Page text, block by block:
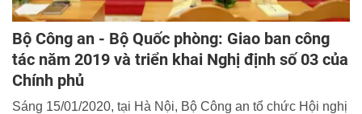
Bộ Công an - Bộ Quốc phòng: Giao ban công
tác năm 2019 và triển khai Nghị định số 03 của
Chính phủ
Sáng 15/01/2020, tại Hà Nội, Bộ Công an tổ chức Hội nghị